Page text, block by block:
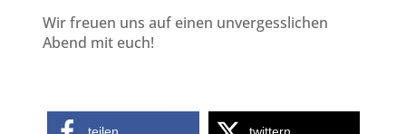
Wir freuen uns auf einen unvergesslichen
Abend mit euch!